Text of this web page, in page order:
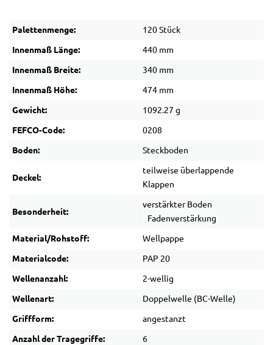
Palettenmenge: 120 Stück
Innenmaß Länge: 440 mm
Innenmaß Breite: 340 mm
Innenmaß Höhe: 474 mm
Gewicht: 1092.27 g
FEFCO-Code: 0208
Boden: Steckboden
Deckel:
teilweise überlappende
Klappen
Besonderheit:
verstärkter Boden
Fadenverstärkung
Material/Rohstoff: Wellpappe
Materialcode: PAP 20
Wellenanzahl: 2-wellig
Wellenart: Doppelwelle (BC-Welle)
Griffform: angestanzt
Anzahl der Tragegriffe: 6